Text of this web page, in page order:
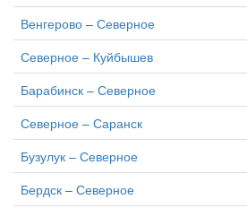
Венгерово – Северное
Северное – Куйбышев
Барабинск – Северное
Северное – Саранск
Бузулук – Северное
Бердск – Северное